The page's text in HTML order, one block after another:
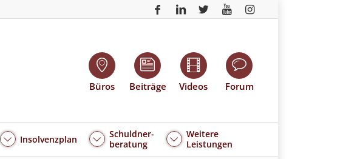
Büros Beiträge Videos Forum
Insolvenzplan
Schuldner-
beratung
Weitere
Leistungen